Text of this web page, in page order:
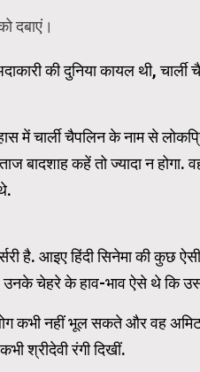
की दुनिया कायल थी,
में चार्ली चैपलिन के नाम से
बादशाह कहें तो ज्यादा न
है. आइए हिंदी सिनेमा की कुछ
उनके चेहरे के हाव-भाव ऐसे थे कि
कभी नहीं भूल सकते और वह
श्रीदेवी रंगी दिखीं.